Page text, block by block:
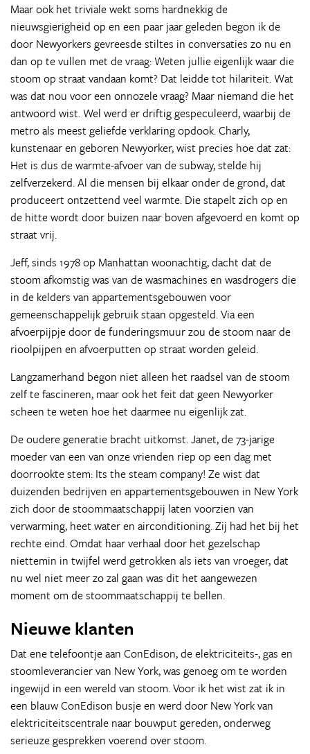
Maar ook het triviale wekt soms hardnekkig de
nieuwsgierigheid op en een paar jaar geleden begon ik de
door Newyorkers gevreesde stiltes in conversaties zo nu en
dan op te vullen met de vraag: Weten jullie eigenlijk waar die
stoom op straat vandaan komt? Dat leidde tot hilariteit. Wat
was dat nou voor een onnozele vraag? Maar niemand die het
antwoord wist. Wel werd er driftig gespeculeerd, waarbij de
metro als meest geliefde verklaring opdook. Charly,
kunstenaar en geboren Newyorker, wist precies hoe dat zat:
Het is dus de warmte-afvoer van de subway, stelde hij
zelfverzekerd. Al die mensen bij elkaar onder de grond, dat
produceert ontzettend veel warmte. Die stapelt zich op en
de hitte wordt door buizen naar boven afgevoerd en komt op
straat vrij.
Jeff, sinds 1978 op Manhattan woonachtig, dacht dat de
stoom afkomstig was van de wasmachines en wasdrogers die
in de kelders van appartementsgebouwen voor
gemeenschappelijk gebruik staan opgesteld. Via een
afvoerpijpje door de funderingsmuur zou de stoom naar de
rioolpijpen en afvoerputten op straat worden geleid.
Langzamerhand begon niet alleen het raadsel van de stoom
zelf te fascineren, maar ook het feit dat geen Newyorker
scheen te weten hoe het daarmee nu eigenlijk zat.
De oudere generatie bracht uitkomst. Janet, de 73-jarige
moeder van een van onze vrienden riep op een dag met
doorrookte stem: Its the steam company! Ze wist dat
duizenden bedrijven en appartementsgebouwen in New York
zich door de stoommaatschappij laten voorzien van
verwarming, heet water en airconditioning. Zij had het bij het
rechte eind. Omdat haar verhaal door het gezelschap
niettemin in twijfel werd getrokken als iets van vroeger, dat
nu wel niet meer zo zal gaan was dit het aangewezen
moment om de stoommaatschappij te bellen.
Nieuwe klanten
Dat ene telefoontje aan ConEdison, de elektriciteits-, gas en
stoomleverancier van New York, was genoeg om te worden
ingewijd in een wereld van stoom. Voor ik het wist zat ik in
een blauw ConEdison busje en werd door New York van
elektriciteitscentrale naar bouwput gereden, onderweg
serieuze gesprekken voerend over stoom.